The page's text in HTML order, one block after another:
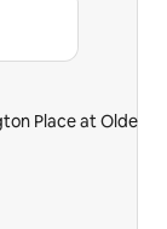
Place at Olde